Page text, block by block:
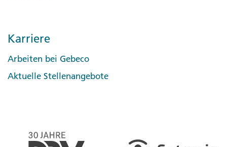
Karriere
Arbeiten bei Gebeco
Aktuelle Stellenangebote